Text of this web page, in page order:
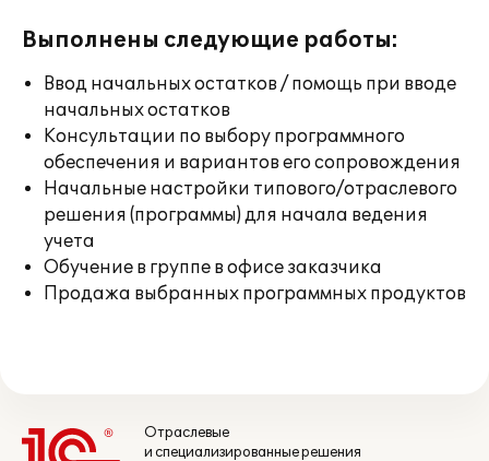
Выполнены следующие работы:
Ввод начальных остатков / помощь при вводе
начальных остатков
Консультации по выбору программного
обеспечения и вариантов его сопровождения
Начальные настройки типового/отраслевого
решения (программы) для начала ведения
учета
Обучение в группе в офисе заказчика
Продажа выбранных программных продуктов
Отраслевые
и специализированные решения